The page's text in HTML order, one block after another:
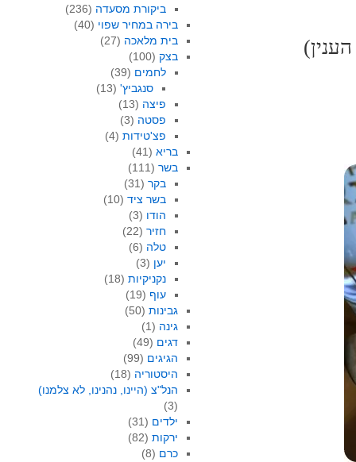
ביקורת מסעדה (236)
בירה במחיר שפוי (40)
בית מלאכה (27)
בצק(100)
לחמים (39)
סנגביץ'(13)
פיצה (13)
פסטה (3)
פצ'טידות (4)
בריא(41)
בשר(111)
בקר (31)
בשר ציד (10)
הודו (3)
חזיר (22)
טלה (6)
יען (3)
נקניקיות (18)
עוף (19)
גבינות(50)
גינה (1)
דגים (49)
הגיגים (99)
היסטוריה (18)
הנל"צ (היינו, נהנינו, לא צלמנו)
(3)
ילדים (31)
ירקות(82)
כרם (8)